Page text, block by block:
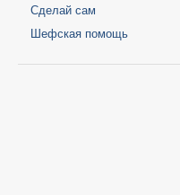
Сделай сам
Шефская помощь